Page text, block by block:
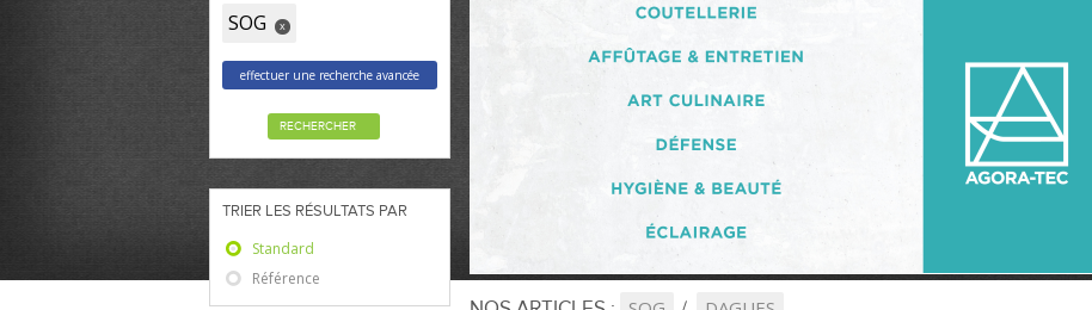
SOG x
effectuer une recherche avancée
RECHERCHER
TRIER LES RÉSULTATS PAR
Standard
Référence